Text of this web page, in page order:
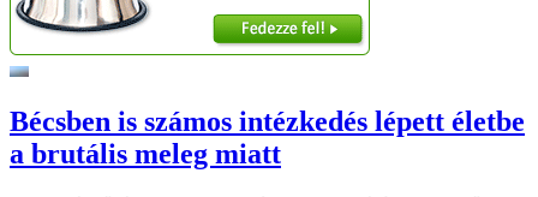
Bécsben is számos intézkedés lépett életbe
a brutális meleg miatt